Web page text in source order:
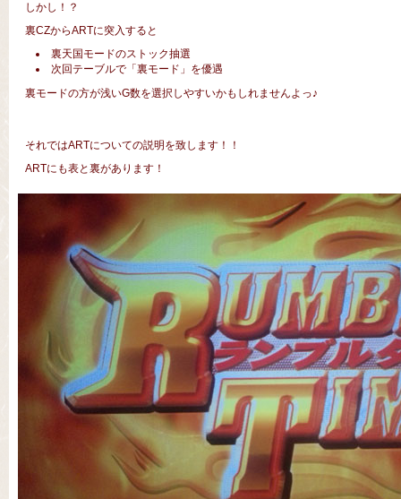
しかし！？
裏CZからARTに突入すると
裏天国モードのストック抽選
次回テーブルで「裏モード」を優遇
裏モードの方が浅いG数を選択しやすいかもしれませんよっ♪
それではARTについての説明を致します！！
ARTにも表と裏があります！